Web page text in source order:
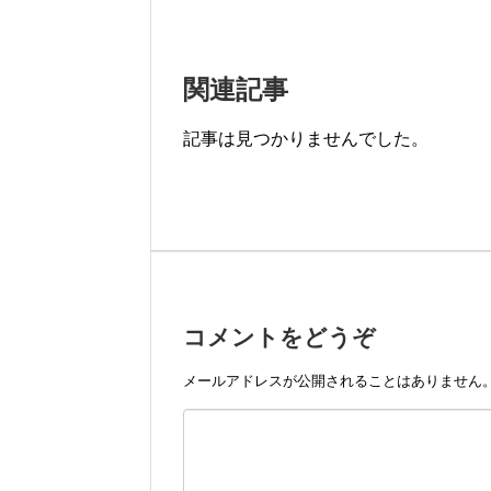
関連記事
記事は見つかりませんでした。
コメントをどうぞ
メールアドレスが公開されることはありません